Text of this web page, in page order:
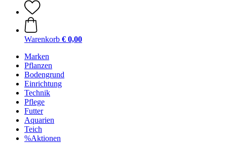
Warenkorb € 0,00
Marken
Pflanzen
Bodengrund
Einrichtung
Technik
Pflege
Futter
Aquarien
Teich
%Aktionen